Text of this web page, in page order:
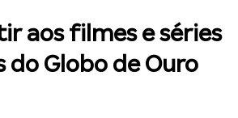
aos filmes e séries
do Globo de Ouro